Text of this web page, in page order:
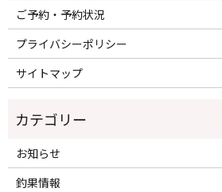
ご予約・予約状況
プライバシーポリシー
サイトマップ
カテゴリー
お知らせ
釣果情報